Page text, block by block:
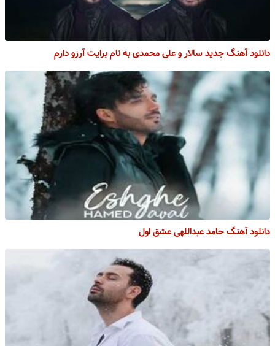
دانلود آهنگ جدید سالار و علی محمدی به نام برایت آرزو دارم
دانلود آهنگ حامد عبداللهی عشق اول